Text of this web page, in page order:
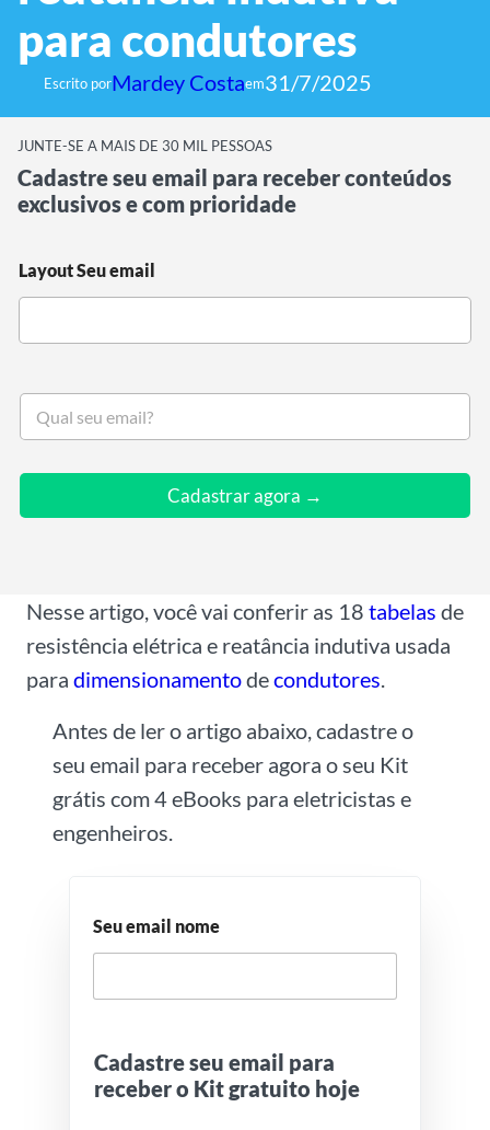
para condutores
Escrito porMardey Costaem31/7/2025
JUNTE-SE A MAIS DE 30 MIL PESSOAS
Cadastre seu email para receber conteúdos
exclusivos e com prioridade
Layout Seu email
S
u
Cadastrar agora →
Nesse artigo, você vai conferir as 18 tabelas de
resistência elétrica e reatância indutiva usada
para dimensionamentodecondutores.
Antes de ler o artigo abaixo, cadastre o
seu email para receber agora o seu Kit
grátis com 4 eBooks para eletricistas e
engenheiros.
Seu email nome
Cadastre seu email para
receber o Kit gratuito hoje